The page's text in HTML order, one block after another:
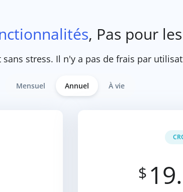
, Pas pour
stress. Il n'y a pas de frais par
Mensuel Annuel À vie
$